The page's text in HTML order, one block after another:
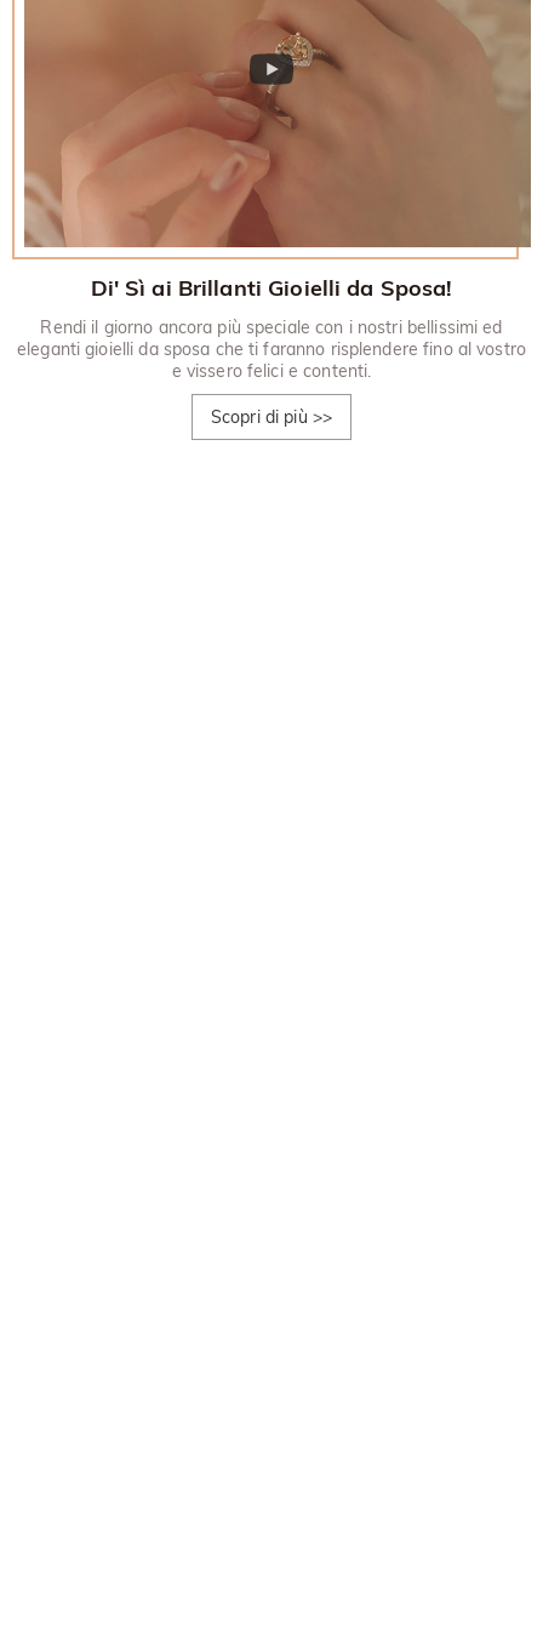
Di' Sì ai Brillanti Gioielli da Sposa!
Rendi il giorno ancora più speciale con i nostri bellissimi ed
eleganti gioielli da sposa che ti faranno risplendere fino al vostro
e vissero felici e contenti.
Scopri di più >>